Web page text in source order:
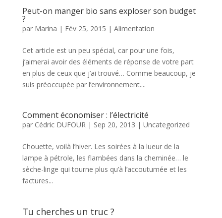
Peut-on manger bio sans exploser son budget
?
par Marina | Fév 25, 2015 | Alimentation
Cet article est un peu spécial, car pour une fois,
j’aimerai avoir des éléments de réponse de votre part
en plus de ceux que j’ai trouvé… Comme beaucoup, je
suis préoccupée par l’environnement....
Comment économiser : l’électricité
par Cédric DUFOUR| Sep 20, 2013 | Uncategorized
Chouette, voilà l’hiver. Les soirées à la lueur de la
lampe à pétrole, les flambées dans la cheminée… le
sèche-linge qui tourne plus qu’à l’accoutumée et les
factures...
Tu cherches un truc ?